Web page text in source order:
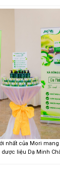
nhất của Mori
dược liệu Dạ Minh